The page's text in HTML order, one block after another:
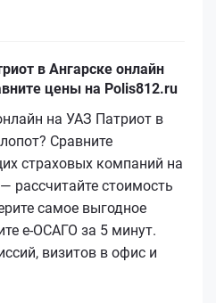
в Ангарске онлайн
цены на Polis812.ru
на УАЗ Патриот в
Сравните
страховых компаний на
рассчитайте стоимость
самое выгодное
е‑ОСАГО за 5 минут.
визитов в офис и